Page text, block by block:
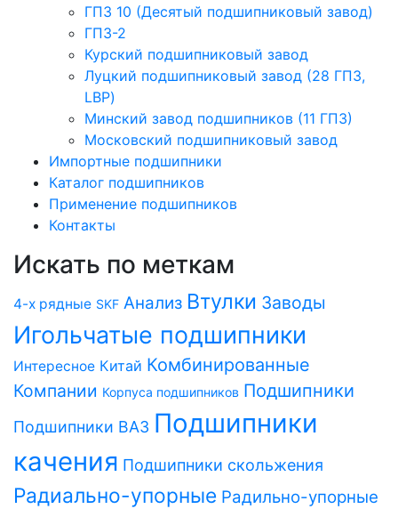
ГПЗ 10 (Десятый подшипниковый завод)
ГПЗ-2
Курский подшипниковый завод
Луцкий подшипниковый завод (28 ГПЗ,
LBP)
Минский завод подшипников (11 ГПЗ)
Московский подшипниковый завод
Импортные подшипники
Каталог подшипников
Применение подшипников
Контакты
Искать по меткам
4-х рядные SKF Анализ Втулки Заводы
Игольчатые подшипники
Интересное Китай Комбинированные
Компании Корпуса подшипников Подшипники
Подшипники ВАЗ Подшипники
качения Подшипники скольжения
Радиально-упорные Радильно-упорные